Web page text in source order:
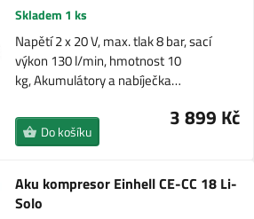
Skladem 1 ks
Napětí 2 x 20 V, max. tlak 8 bar, sací
výkon 130 l/min, hmotnost 10
kg, Akumulátory a nabíječka…
3 899 Kč
Do košíku
Aku kompresor Einhell CE-CC 18 Li-
Solo